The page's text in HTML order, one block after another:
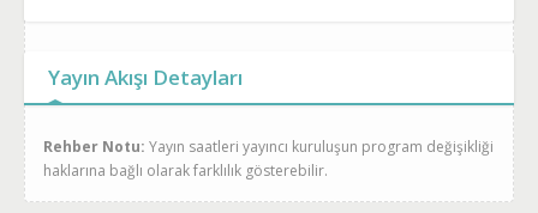
Yayın Akışı Detayları
Rehber Notu: Yayın saatleri yayıncı kuruluşun program değişikliği
haklarına bağlı olarak farklılık gösterebilir.